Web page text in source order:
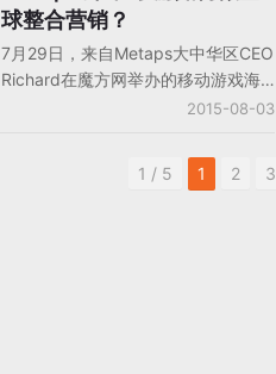
1207亿日元（同比增长40%），从整
体销售额上来看公司各部门业绩情
况，娱乐部门41%，通讯部门24%，
广告部门30%，其他部门5%！
球整合营销？
7月29日，来自Metaps大中华区CEO
Richard在魔方网举办的移动游戏海
外交流大会上，作了“全球海外整合营
绍了Metaps在游戏海外发行方面能
起到的一些作用，比如激励性和非激
2015-08-03
1 / 5 1 2 3